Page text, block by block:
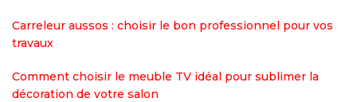
Carreleur aussos : choisir le bon professionnel pour vos
travaux
Comment choisir le meuble TV idéal pour sublimer la
décoration de votre salon